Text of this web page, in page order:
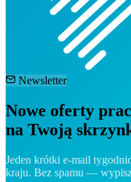
Newsletter
Nowe oferty
na Twoją
Jeden krótki e-mail
kraju. Bez spamu —